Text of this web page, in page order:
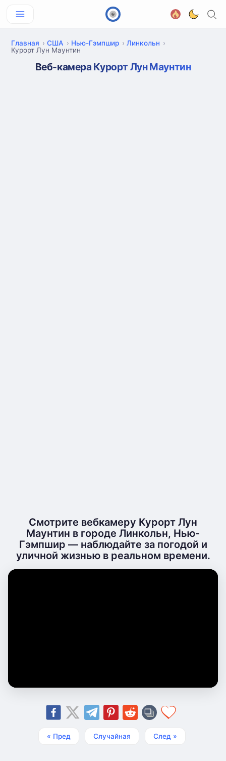
Главная США Нью-Гэмпшир
Линкольн
Курорт Лун Маунтин
Веб-камера Курорт Лун Маунтин
Смотрите вебкамеру Курорт Лун
Маунтин в городе Линкольн, Нью-
Гэмпшир — наблюдайте за погодой и
уличной жизнью в реальном времени.
« Пред Случайная След »